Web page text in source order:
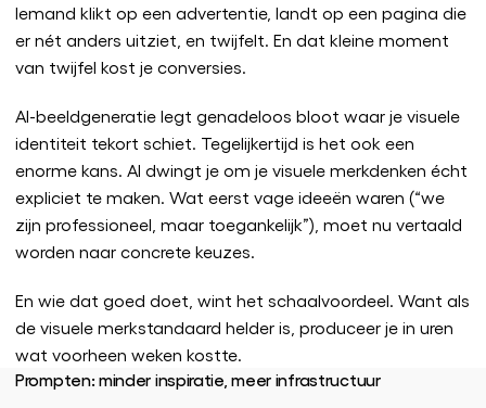
Iemand klikt op een advertentie, landt op een pagina die
er nét anders uitziet, en twijfelt. En dat kleine moment
van twijfel kost je conversies.
AI-beeldgeneratie legt genadeloos bloot waar je visuele
identiteit tekort schiet. Tegelijkertijd is het ook een
enorme kans. AI dwingt je om je visuele merkdenken écht
expliciet te maken. Wat eerst vage ideeën waren (“we
zijn professioneel, maar toegankelijk”), moet nu vertaald
worden naar concrete keuzes.
En wie dat goed doet, wint het schaalvoordeel. Want als
de visuele merkstandaard helder is, produceer je in uren
wat voorheen weken kostte.
Prompten: minder inspiratie, meer infrastructuur